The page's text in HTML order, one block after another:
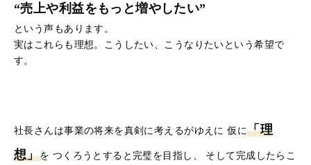
“売上や利益をもっと増やしたい”
という声もあります。
実はこれらも理想。こうしたい、こうなりたいという希望で
す。
社長さんは事業の将来を真剣に考えるがゆえに 仮に「理
想」を つくろうとすると完璧を目指し、 そして完成したらこ